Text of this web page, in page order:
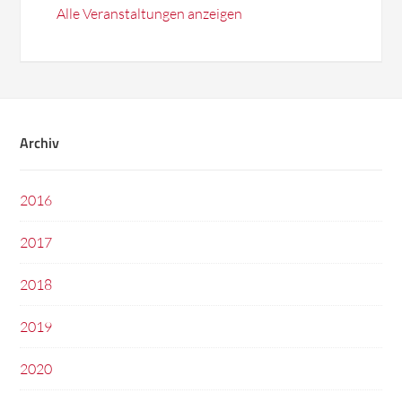
Alle Veranstaltungen anzeigen
Archiv
2016
2017
2018
2019
2020